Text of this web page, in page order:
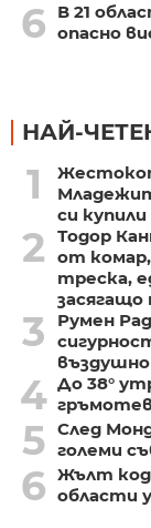
6
В 21
опасно
НАЙ-
1
си
2
Тодор
от
треска,
засягащо
3
Румен
4 До 38°
5 След
големи
6 Жълт код
области